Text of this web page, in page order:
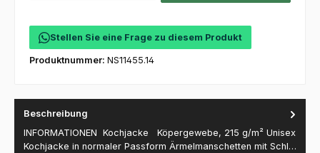
Stellen Sie eine Frage zu diesem Produkt
Produktnummer: NS11455.14
Beschreibung
INFORMATIONEN Kochjacke Köpergewebe, 215 g/m² Unisex
Kochjacke in normaler Passform Ärmelmanschetten mit Schl…